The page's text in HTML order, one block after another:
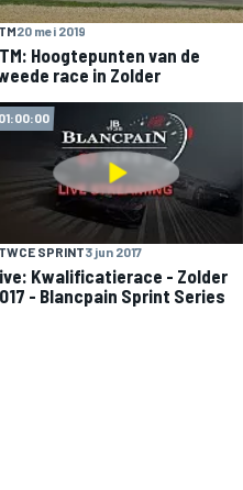
20 mei 2019
Hoogtepunten van de
race in Zolder
01:00:00
SPRINT3 jun 2017
Kwalificatierace - Zolder
- Blancpain Sprint Series